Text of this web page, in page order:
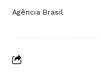
Agência Brasil